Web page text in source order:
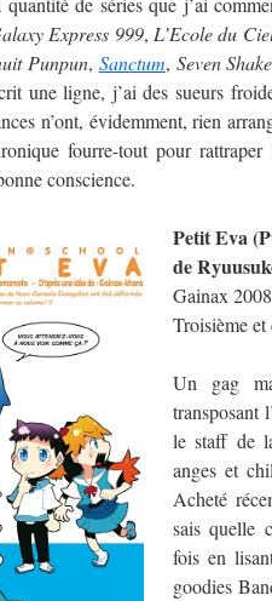
Express 999, L’Ecole du
Punpun, Sanctum, Seven
une ligne, j’ai des sueurs
n’ont, évidemment, rien
fourre-tout pour
conscience.
Petit Eva
de
Gainax
Troisième
Un gag
transposant
le staff de
anges et
Acheté
sais quelle
fois en
goodies